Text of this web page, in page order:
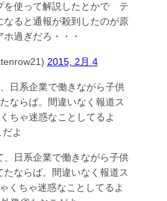
を使って解説したとかで テ
なると通報が殺到したのが原
過ぎだろ・・・
2015, 2月 4
日系企業で働きながら子供
ならば。間違いなく報道ス
ちゃ迷惑なことしてるよ
よ
、日系企業で働きながら子供
ならば。間違いなく報道ス
くちゃ迷惑なことしてるよ